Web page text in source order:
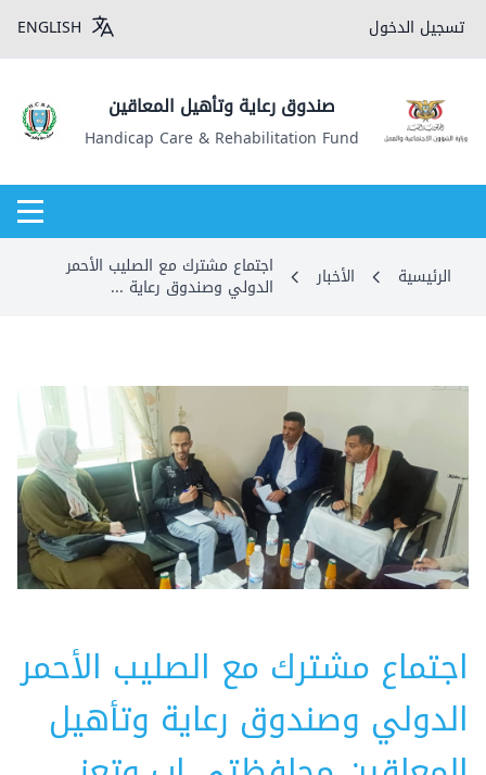
تسجيل الدخول ENGLISH
صندوق رعاية وتأهيل المعاقين
Handicap Care & Rehabilitation Fund
الرئيسية الأخبار اجتماع مشترك مع الصليب الأحمر
الدولي وصندوق رعاية ...
اجتماع مشترك مع الصليب الأحمر
الدولي وصندوق رعاية وتأهيل